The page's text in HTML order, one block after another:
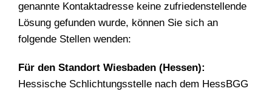
genannte Kontaktadresse keine zufriedenstellende
Lösung gefunden wurde, können Sie sich an
folgende Stellen wenden:
Für den Standort Wiesbaden (Hessen):
Hessische Schlichtungsstelle nach dem HessBGG